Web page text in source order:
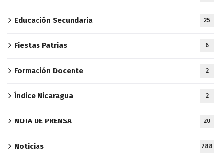
Educación Secundaria 25
Fiestas Patrias 6
Formación Docente 2
Índice Nicaragua 2
NOTA DE PRENSA 20
Noticias 788